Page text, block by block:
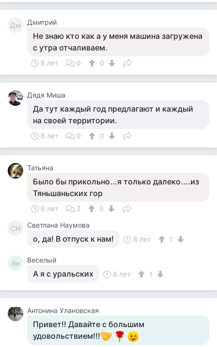
Дм Дмитрий
Не знаю кто как а у меня машина загружена
с утра отчаливаем.
8 лет 0 0
Дядя Миша
Да тут каждый год предлагают и каждый
на своей территории.
8 лет 0 0
Татьяна
Было бы прикольно...я только далеко....из
Тяньшаньских гор
8 лет 2 0
СН Светлана Наумова
о, да! В отпуск к нам! 8 лет 1
Ве Веселый
А я с уральских 8 лет 1
Антонина Улановская
Привет!! Давайте с большим
удовольствием!!!